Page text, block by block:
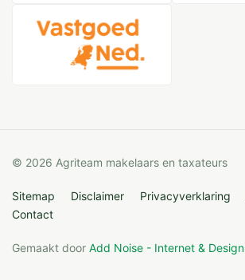
© 2026 Agriteam makelaars en taxateurs
Sitemap Disclaimer Privacyverklaring
Contact
Gemaakt door Add Noise - Internet & Design